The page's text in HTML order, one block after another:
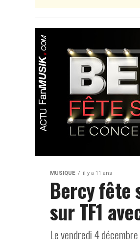
MUSIQUE il y a 11 ans
Bercy fête
sur TF1
Le vendredi 4